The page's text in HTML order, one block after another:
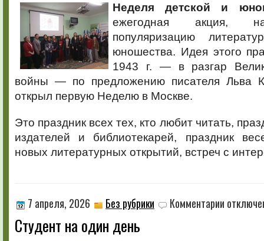
Неделя детской и
ежегодная акция,
популяризацию
юношества. Идея этого
1943 г. — в разгар
войны — по предложению писателя Льва
открыл первую Неделю в Москве.
Это праздник всех тех, кто любит читать,
издателей и библиотекарей, праздник
новых литературных открытий, встреч с
7 апреля, 2026 Без рубрики Комментарии записи
Студент на один день